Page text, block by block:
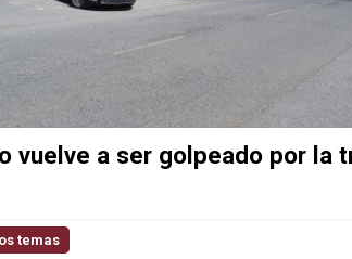
vuelve a ser golpeado por la
temas